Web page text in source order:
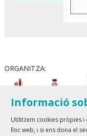
ORGANITZA:
Informació
Utilitzem cookies pròpies
lloc web, i si ens dona el